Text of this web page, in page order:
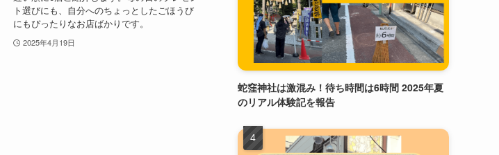
ト選びにも、自分へのちょっとしたごほうび
にもぴったりなお店ばかりです。
2025年4月19日
蛇窪神社は激混み！待ち時間は6時間 2025年夏
のリアル体験記を報告